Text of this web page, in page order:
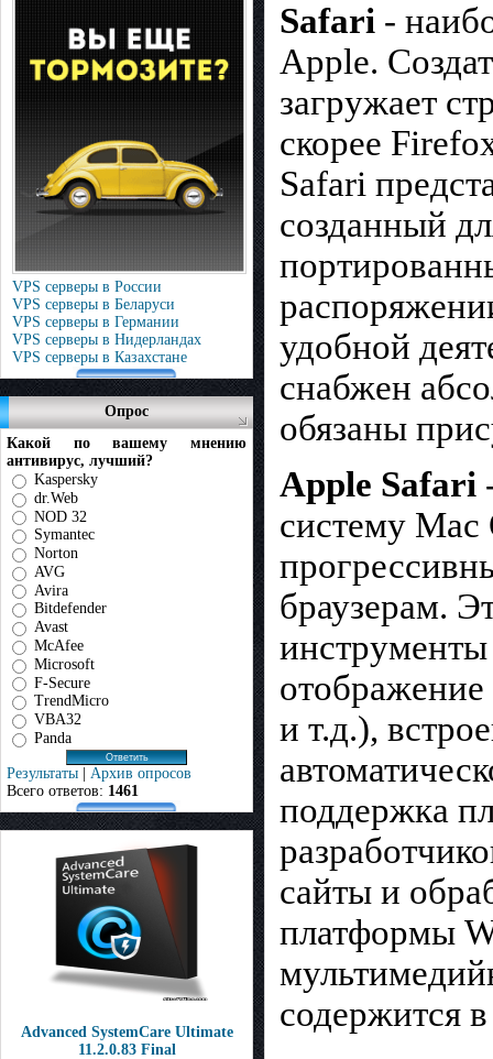
VPS серверы в России
VPS серверы в Беларуси
VPS серверы в Германии
VPS серверы в Нидерландах
VPS серверы в Казахстане
Опрос
Какой по вашему мнению
антивирус, лучший?
Kaspersky
dr.Web
NOD 32
Symantec
Norton
AVG
Avira
Bitdefender
Avast
McAfee
Microsoft
F-Secure
TrendMicro
VBA32
Panda
Результаты | Архив опросов
Всего ответов: 1461
Advanced SystemCare Ultimate
11.2.0.83 Final
Safari -
Apple.
загружает
скорее
Safari
созданный
удобной
снабжен
обязаны
Apple Safari
систему Mac
браузерам.
отображение
и т.д.),
поддержка
сайты и
платформы
содержится